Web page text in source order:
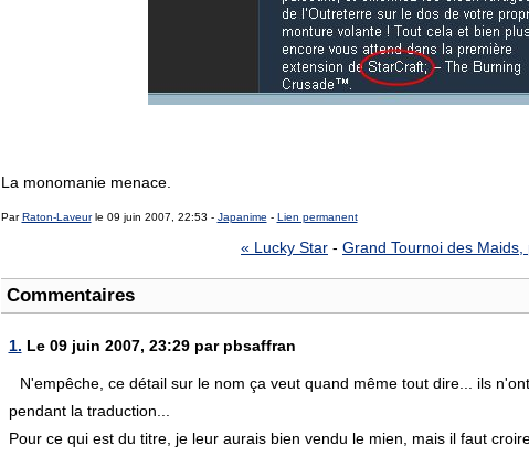
La monomanie menace.
ParRaton-Laveurle 09 juin 2007, 22:53 - Japanime - Lien permanent
« Lucky Star - Grand Tournoi des
Commentaires
1. Le 09 juin 2007, 23:29 par pbsaffran
N'empêche, ce détail sur le nom ça veut quand même tout dire... ils
pendant la traduction...
Pour ce qui est du titre, je leur aurais bien vendu le mien, mais il faut